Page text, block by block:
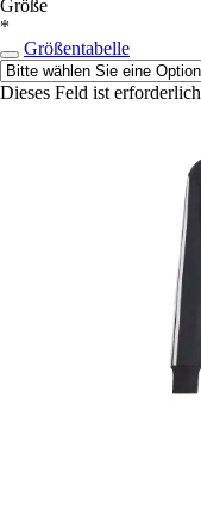
Größe
*
Größentabelle
Dieses Feld ist erforderlich